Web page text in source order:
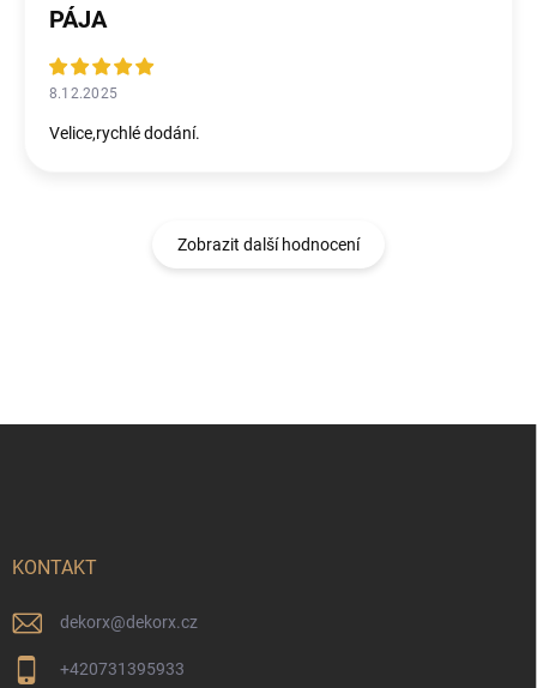
PÁJA
8.12.2025
Velice,rychlé dodání.
Zobrazit další hodnocení
KONTAKT
dekorx@dekorx.cz
+420731395933